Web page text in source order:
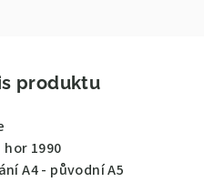
produktu
1990
A4 - původní A5